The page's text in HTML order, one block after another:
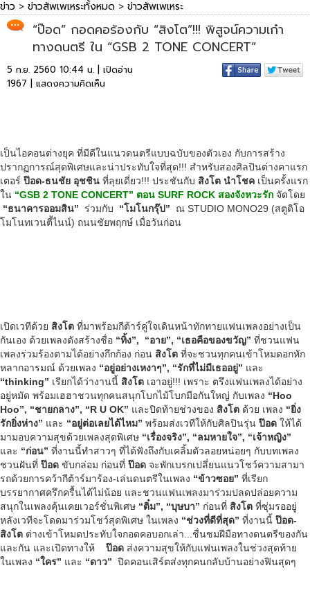
ข่าว > ข่าวสัพเพเหระทั้งหมด > ข่าวสัพเพเหระ
“ป๊อด” กอดคอร้องกับ “สิงโต”!!! พิสูจน์ความเก๋า
ทางดนตรี ใน “GSB 2 TONE CONCERT”
5 ก.ย. 2560 10:44 น. | เปิดอ่าน
1967 | แสดงความคิดเห็น
เป็นไอคอนต่างยุค ที่มีดีในแนวดนตรีแบบฉบับของตัวเอง กับการสร้าง
ปรากฏการณ์สุดพิเศษและน่าประทับใจที่สุด!!! สำหรับสองศิลปินต่างคาแรก
เตอร์ ป๊อด-ธนชัย อุชชิน ที่ลุยเดี่ยว!!! ประชันกับ สิงโต นำโชค เป็นครั้งแรก
ใน “GSB 2 TONE CONCERT” ตอน SURF ROCK สองจังหวะรัก จัดโดย
“ธนาคารออมสิน” ร่วมกับ “โมโนกรุ๊ป” ณ STUDIO MONO29 (สตูดิโอ
โมโนทเวนตี้ไนน์) ถนนชัยพฤกษ์ เมื่อวันก่อน
เปิดเวทีด้วย สิงโต ที่มาพร้อมกีต้าร์คู่ใจเดินหน้าทักทายแฟนเพลงอย่างเป็น
กันเอง ด้วยเพลงดังสร้างชื่อ “ทิ้ง”, “อาย”, “เธอคือของขวัญ” ที่ชวนแฟน
เพลงร่วมร้องตามได้อย่างกึกก้อง ก่อน สิงโต ที่จะชวนทุกคนเข้าโหมดอกหัก
หลากอารมณ์ ด้วยเพลง “อยู่อย่างเหงาๆ”, “รักที่ไม่มีเธออยู่” และ
“thinking” เรียกได้ว่างานนี้ สิงโต เอาอยู่!!! เพราะ ตรึงแฟนเพลงได้อย่าง
อยู่หมัด พร้อมเฮฮาชวนทุกคนสนุกโบกไม้โบกมือกันใหญ่ กับเพลง “Hoo
Hoo”, “ชายกลาง”, “R U OK” และปิดท้ายช่วงของ สิงโต ด้วย เพลง “ยิ่ง
รักยิ่งห่าง” และ “อยู่ต่อเลยได้ไหม” พร้อมส่งเวทีให้กับศิลปินรุ่น ป๊อด ให้ได้
มามอบความสุขด้วยเพลงสุดพิเศษ “เรื่องจริง”, “ลมหายใจ”, “เจ้าหญิง”
และ “ก่อน” ที่งานนี้ทำสาวๆ ที่ได้ฟังถึงกับเคลิ้มตัวลอยหน่อยๆ กับบทเพลง
ชวนฝันที่ ป๊อด ขับกล่อม ก่อนที่ ป๊อด จะพักเบรกเปลี่ยนแนวโชว์ความสามา
รถด้วยการคว้ากีต้าร์มาร้อง-เล่นดนตรีในเพลง “ข้าวซอย” ที่เรียก
บรรยากาศครึกครื้นได้ไม่น้อย และชวนแฟนเพลงมาร่วมปลดปล่อยความ
สนุกในเพลงคุ้นเคยเวอร์ชั่นพิเศษ “ติ๋ม”, “บุษบา” ก่อนที่ สิงโต ที่ซุ่มรออยู่
หลังเวทีจะโดดมาร่วมโชว์สุดพิเศษ ในเพลง “ช่วงที่ดีที่สุด” ที่งานนี้ ป๊อด-
สิงโต ต่างเข้าโหมดประทับใจกอดคอบอกเล่า...ชื่นชมฝีมือทางดนตรีของกัน
และกัน และเปิดทางให้ ป๊อด ส่งความสุขให้กับแฟนเพลงในช่วงสุดท้าย
ในเพลง “ใคร” และ “ดาว” ปิดคอนเสิร์ตส่งทุกคนกลับบ้านอย่างฟินสุดๆ